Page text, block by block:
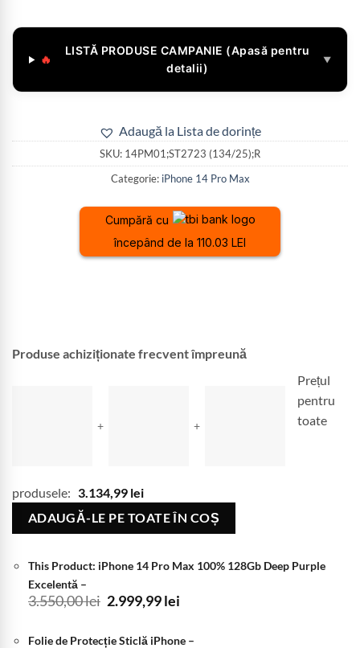
🔥
LISTĂ PRODUSE CAMPANIE (Apasă pentru
detalii)
▼
Adaugă la Lista de dorințe
SKU: 14PM01;ST2723 (134/25);R
Categorie: iPhone 14 Pro Max
Cumpără cu
începând de la 110.03 LEI
Produse achiziționate frecvent împreună
+ +
Prețul
pentru
toate
produsele: 3.134,99 lei
ADAUGĂ-LE PE TOATE ÎN COȘ
This Product: iPhone 14 Pro Max 100% 128Gb Deep Purple
Excelentă –
3.550,00lei Prețul
fost:
2.999,99lei
2.999,99 lei.
Folie de Protecție Sticlă iPhone –